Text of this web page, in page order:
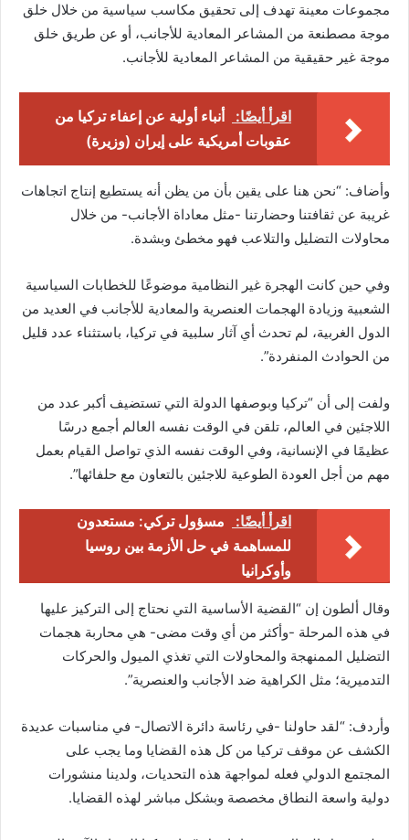
مجموعات معينة تهدف إلى تحقيق مكاسب سياسية من خلال خلق
موجة مصطنعة من المشاعر المعادية للأجانب، أو عن طريق خلق
موجة غير حقيقية من المشاعر المعادية للأجانب.
اقرأ أيضًا:
أنباء أولية عن إعفاء تركيا من
عقوبات أمريكية على إيران (وزيرة)
وأضاف: “نحن هنا على يقين بأن من يظن أنه يستطيع إنتاج اتجاهات
غريبة عن ثقافتنا وحضارتنا -مثل معاداة الأجانب- من خلال
محاولات التضليل والتلاعب فهو مخطئ وبشدة.
وفي حين كانت الهجرة غير النظامية موضوعًا للخطابات السياسية
الشعبية وزيادة الهجمات العنصرية والمعادية للأجانب في العديد من
الدول الغربية، لم تحدث أي آثار سلبية في تركيا، باستثناء عدد قليل
من الحوادث المنفردة”.
ولفت إلى أن “تركيا وبوصفها الدولة التي تستضيف أكبر عدد من
اللاجئين في العالم، تلقن في الوقت نفسه العالم أجمع درسًا
عظيمًا في الإنسانية، وفي الوقت نفسه الذي تواصل القيام بعمل
مهم من أجل العودة الطوعية للاجئين بالتعاون مع حلفائها”.
اقرأ أيضًا:
مسؤول تركي: مستعدون
للمساهمة في حل الأزمة بين روسيا
وأوكرانيا
وقال ألطون إن “القضية الأساسية التي نحتاج إلى التركيز عليها
في هذه المرحلة -وأكثر من أي وقت مضى- هي محاربة هجمات
التضليل الممنهجة والمحاولات التي تغذي الميول والحركات
التدميرية؛ مثل الكراهية ضد الأجانب والعنصرية”.
وأردف: “لقد حاولنا -في رئاسة دائرة الاتصال- في مناسبات عديدة
الكشف عن موقف تركيا من كل هذه القضايا وما يجب على
المجتمع الدولي فعله لمواجهة هذه التحديات، ولدينا منشورات
دولية واسعة النطاق مخصصة وبشكل مباشر لهذه القضايا.